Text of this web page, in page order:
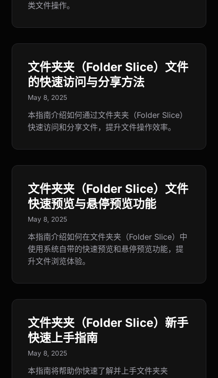
类文件操作。
文件夹夹（Folder Slice）文件
的快速访问与分享方法
May 8, 2025
本指南介绍如何通过文件夹夹（Folder Slice）
快速访问和分享文件，提升文件操作效率。
文件夹夹（Folder Slice）文件
快速预览与悬停预览功能
May 8, 2025
本指南介绍如何在文件夹夹（Folder Slice）中
使用系统自带的快速预览和悬停预览功能，提
升文件浏览体验。
文件夹夹（Folder Slice）新手
快速上手指南
May 8, 2025
本指南将帮助你快速了解并上手文件夹夹